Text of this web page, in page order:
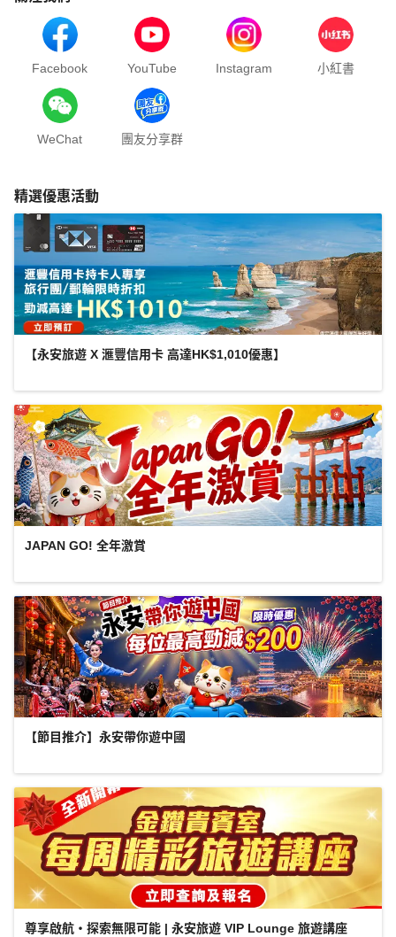
Facebook YouTube Instagram 小紅書
WeChat 團友分享群
精選優惠活動
【永安旅遊 X 滙豐信用卡 高達HK$1,010優惠】
JAPAN GO! 全年激賞
【節目推介】永安帶你遊中國
尊享啟航・探索無限可能 | 永安旅遊 VIP Lounge 旅遊講座